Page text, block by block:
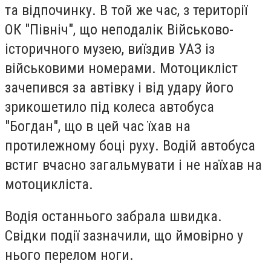
та відпочинку. В той же час, з території
ОК "Північ", що неподалік Військово-
історичного музею, виїздив УАЗ із
військовими номерами. Мотоцикліст
зачепився за автівку і від удару його
зрикошетило під колеса автобуса
"Богдан", що в цей час їхав на
протилежному боці руху. Водій автобуса
встиг вчасно загальмувати і не наїхав на
мотоцикліста.
Водія останнього забрала швидка.
Свідки події зазначили, що ймовірно у
нього перелом ноги.